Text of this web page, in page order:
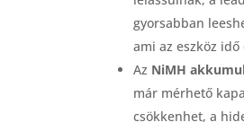
gyorsabban
ami az eszköz
Az NiMH
már mérhető
csökkenhet, a